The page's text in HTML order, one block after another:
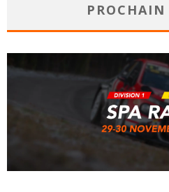
PROCHAIN